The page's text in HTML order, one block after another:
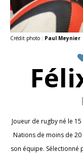
Crédit photo : Paul Meynier
Joueur de rugby né le
Nations de moins de
son équipe. Sélectionné